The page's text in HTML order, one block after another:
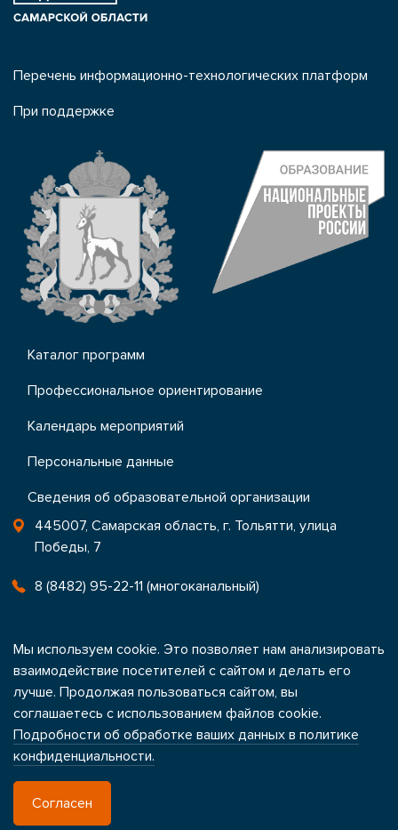
Мы используем cookie. Это позволяет нам анализировать
взаимодействие посетителей с сайтом и делать его
лучше. Продолжая пользоваться сайтом, вы
соглашаетесь с использованием файлов cookie.
Подробности об обработке ваших данных в политике
конфиденциальности.
Согласен
Перечень информационно-технологических платформ
При поддержке
Каталог программ
Профессиональное ориентирование
Календарь мероприятий
Персональные данные
Сведения об образовательной организации
445007, Самарская область, г. Тольятти, улица
Победы, 7
8 (8482) 95-22-11 (многоканальный)
Контакты
Написать в техническую поддержку